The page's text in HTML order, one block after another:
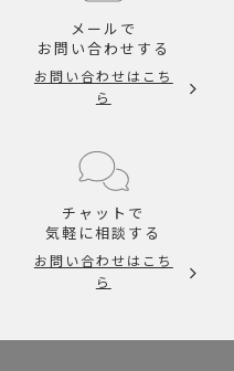
メールで
お問い合わせする
お問い合わせはこち
ら
チャットで
気軽に相談する
お問い合わせはこち
ら